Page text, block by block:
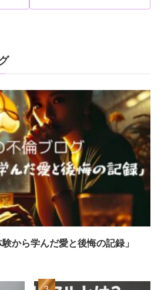
から学んだ愛と後悔の記録」